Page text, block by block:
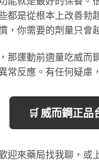
都是從根本上改善
，你需要的劑量只會
那運動前適量吃威
常反應。有任何疑慮
🛒 威而鋼正品
迎來藥局找我聊，